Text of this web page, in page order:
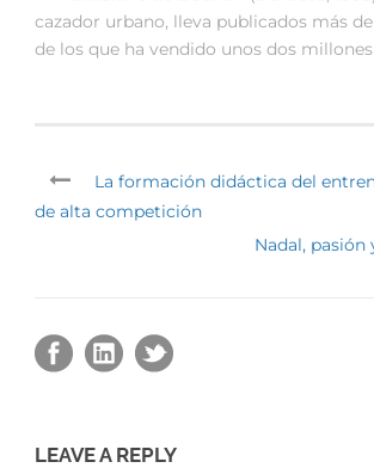
cazador urbano, lleva publicados más
de los que ha vendido unos dos
La formación didáctica del
de alta competición
Nadal, pasión
LEAVE A REPLY